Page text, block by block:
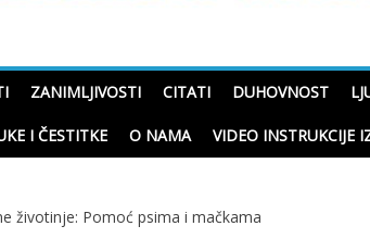
ZANIMLJIVOSTI CITATI DUHOVNOST
I ČESTITKE O NAMA VIDEO INSTRUKCIJE
životinje: Pomoć psima i mačkama